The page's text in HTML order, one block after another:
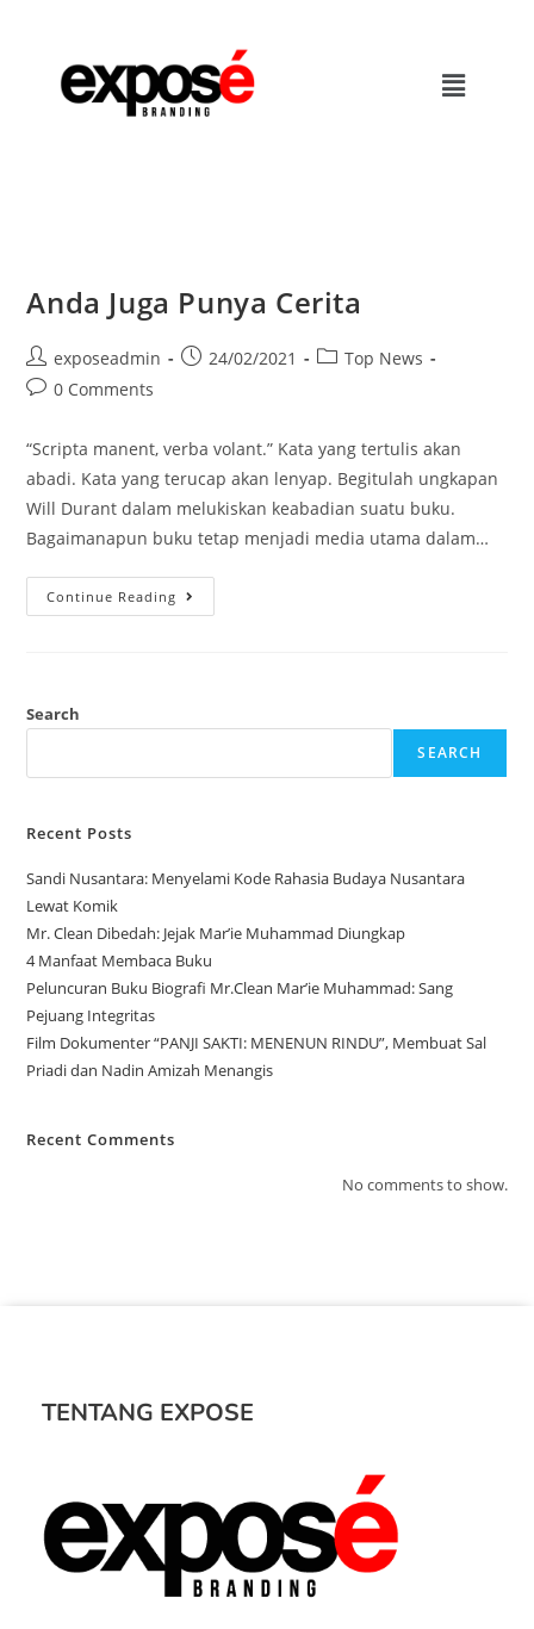
Anda Juga Punya Cerita
exposeadmin 24/02/2021
Top News
0 Comments
“Scripta manent, verba volant.” Kata yang tertulis akan
abadi. Kata yang terucap akan lenyap. Begitulah ungkapan
Will Durant dalam melukiskan keabadian suatu buku.
Bagaimanapun buku tetap menjadi media utama dalam…
Continue Reading
Search
SEARCH
Recent Posts
Sandi Nusantara: Menyelami Kode Rahasia Budaya Nusantara
Lewat Komik
Mr. Clean Dibedah: Jejak Mar’ie Muhammad Diungkap
4 Manfaat Membaca Buku
Peluncuran Buku Biografi Mr.Clean Mar’ie Muhammad: Sang
Pejuang Integritas
Film Dokumenter “PANJI SAKTI: MENENUN RINDU”, Membuat Sal
Priadi dan Nadin Amizah Menangis
Recent Comments
No comments to show.
TENTANG EXPOSE